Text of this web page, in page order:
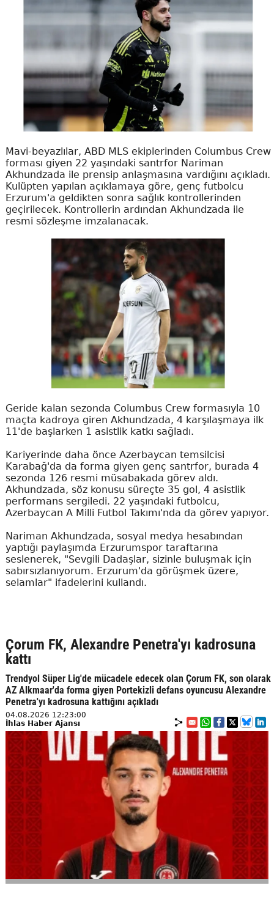
Mavi-beyazlılar, ABD MLS ekiplerinden Columbus Crew
forması giyen 22 yaşındaki santrfor Nariman
Akhundzada ile prensip anlaşmasına vardığını açıkladı.
Kulüpten yapılan açıklamaya göre, genç futbolcu
Erzurum'a geldikten sonra sağlık kontrollerinden
geçirilecek. Kontrollerin ardından Akhundzada ile
resmi sözleşme imzalanacak.
Geride kalan sezonda Columbus Crew formasıyla 10
maçta kadroya giren Akhundzada, 4 karşılaşmaya ilk
11'de başlarken 1 asistlik katkı sağladı.
Kariyerinde daha önce Azerbaycan temsilcisi
Karabağ'da da forma giyen genç santrfor, burada 4
sezonda 126 resmi müsabakada görev aldı.
Akhundzada, söz konusu süreçte 35 gol, 4 asistlik
performans sergiledi. 22 yaşındaki futbolcu,
Azerbaycan A Milli Futbol Takımı'nda da görev yapıyor.
Nariman Akhundzada, sosyal medya hesabından
yaptığı paylaşımda Erzurumspor taraftarına
seslenerek, "Sevgili Dadaşlar, sizinle buluşmak için
sabırsızlanıyorum. Erzurum'da görüşmek üzere,
selamlar" ifadelerini kullandı.
Çorum FK, Alexandre Penetra'yı kadrosuna
kattı
Trendyol Süper Lig'de mücadele edecek olan Çorum FK, son olarak
AZ Alkmaar'da forma giyen Portekizli defans oyuncusu Alexandre
Penetra'yı kadrosuna kattığını açıkladı
04.08.2026 12:23:00
İhlas Haber Ajansı